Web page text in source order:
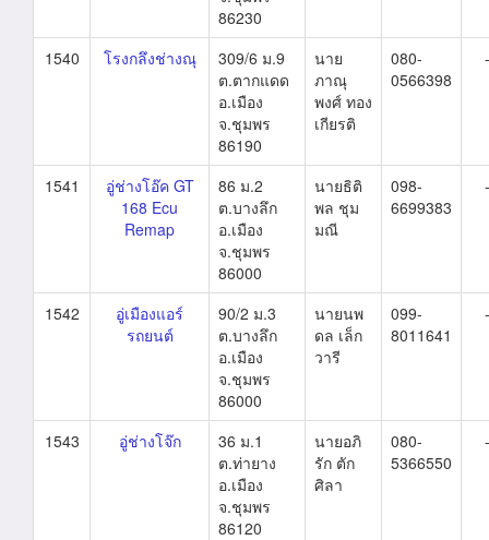
86230
1540
โรงกลึงช่างณุ
309/6 ม.9
ต.ตากแดด
อ.เมือง
จ.ชุมพร
86190
นาย
ภาณุ
พงศ์ ทอง
เกียรติ
080-
0566398
-
1541
อู่ช่างโอ๊ค GT
168 Ecu
Remap
86 ม.2
ต.บางลึก
อ.เมือง
จ.ชุมพร
86000
นายธิติ
พล ชุม
มณี
098-
6699383
-
1542
อู่เมืองแอร์
รถยนต์
90/2 ม.3
ต.บางลึก
อ.เมือง
จ.ชุมพร
86000
นายนพ
ดล เล็ก
วารี
099-
8011641
-
1543 อู่ช่างโจ๊ก
36 ม.1
ต.ท่ายาง
อ.เมือง
จ.ชุมพร
86120
นายอภิ
รัก ตัก
ศิลา
080-
5366550
-